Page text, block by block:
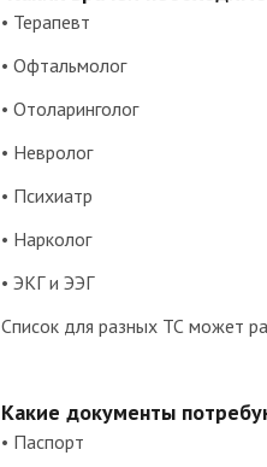
• Терапевт
• Офтальмолог
• Отоларинголог
• Невролог
• Психиатр
• Нарколог
• ЭКГ и ЭЭГ
Список для разных ТС может
Какие документы
• Паспорт